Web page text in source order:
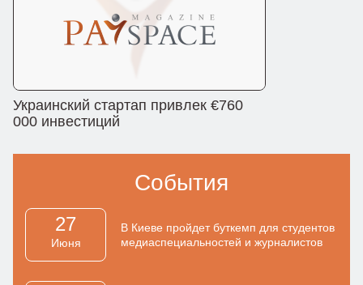
Украинский стартап привлек €760
000 инвестиций
События
27
Июня
В Киеве пройдет буткемп для студентов
медиаспециальностей и журналистов